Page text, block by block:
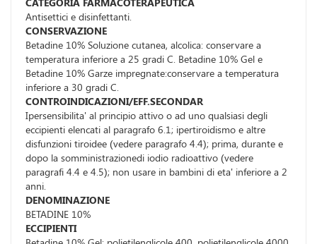
Antisettici e disinfettanti.
CONSERVAZIONE
Betadine 10% Soluzione cutanea, alcolica: conservare a
temperatura inferiore a 25 gradi C. Betadine 10% Gel e
Betadine 10% Garze impregnate:conservare a temperatura
inferiore a 30 gradi C.
CONTROINDICAZIONI/EFF.SECONDAR
Ipersensibilita' al principio attivo o ad uno qualsiasi degli
eccipienti elencati al paragrafo 6.1; ipertiroidismo e altre
disfunzioni tiroidee (vedere paragrafo 4.4); prima, durante e
dopo la somministrazionedi iodio radioattivo (vedere
paragrafi 4.4 e 4.5); non usare in bambini di eta' inferiore a 2
anni.
DENOMINAZIONE
BETADINE 10%
ECCIPIENTI